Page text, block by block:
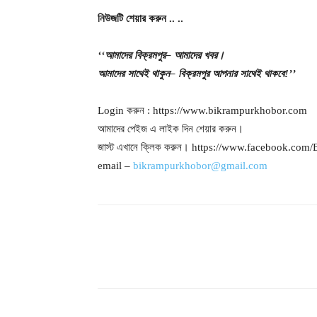
নিউজটি শেয়ার করুন.. ..
‘‘আমাদের বিক্রমপুর– আমাদের খবর।
আমাদের সাথেই থাকুন– বিক্রমপুর আপনার সাথেই থাকবে!’’
Login করুন : https://www.bikrampurkhobor.com
আমাদের পেইজ এ লাইক দিন শেয়ার করুন।
জাস্ট এখানে ক্লিক করুন। https://
email – bikrampurkhobor@gmail.com